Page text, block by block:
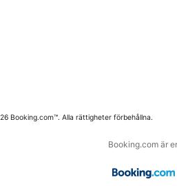
Booking.com™. Alla rättigheter förbehållna.
Booking.com är